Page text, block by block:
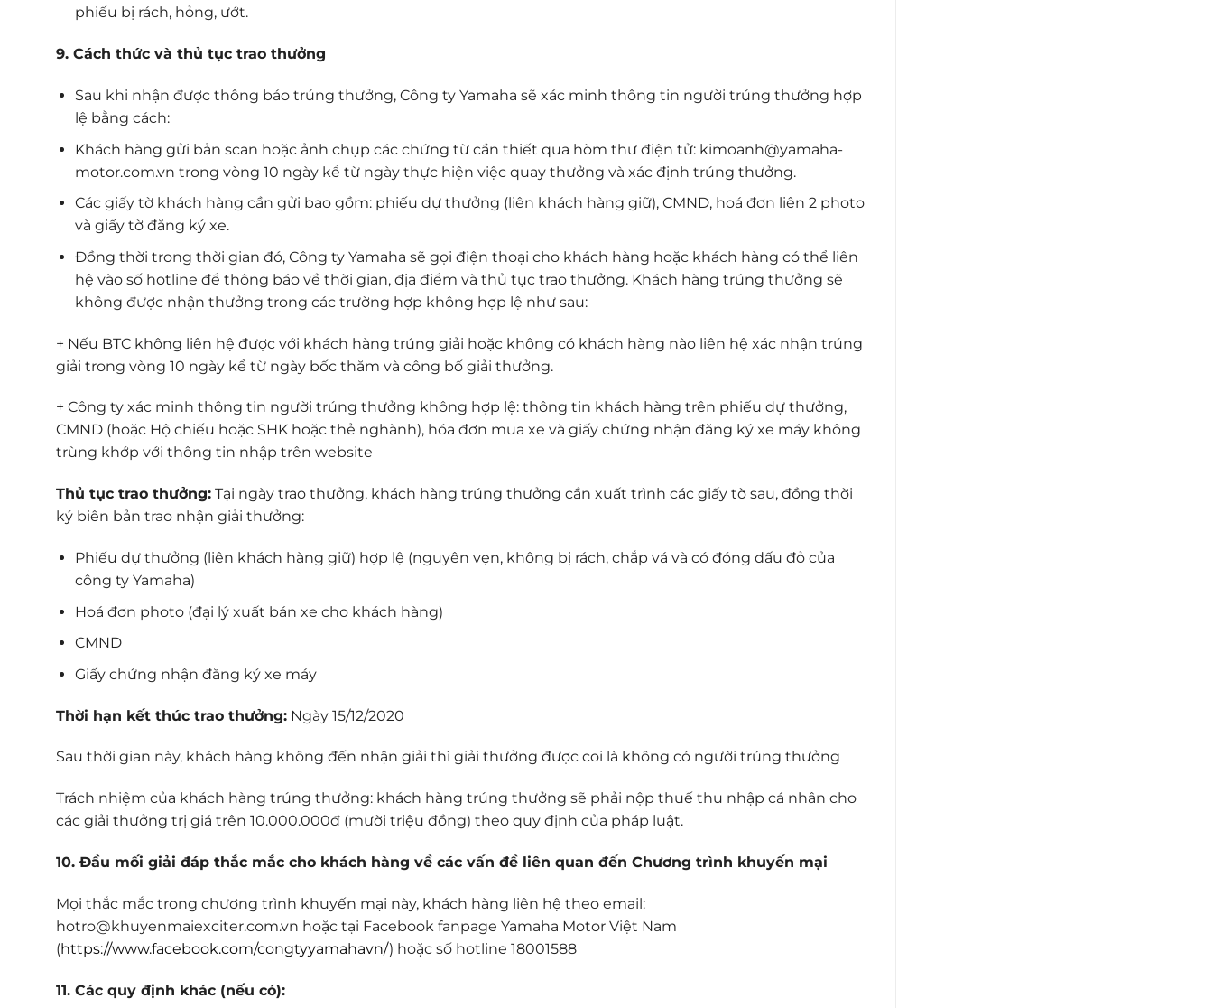
phiếu bị rách, hỏng, ướt.
9. Cách thức và thủ tục trao thưởng
Sau khi nhận được thông báo trúng thưởng, Công ty Yamaha sẽ xác minh thông tin người trúng thưởng hợp
lệ bằng cách:
Khách hàng gửi bản scan hoặc ảnh chụp các chứng từ cần thiết qua hòm thư điện tử: kimoanh@yamaha-
motor.com.vn trong vòng 10 ngày kể từ ngày thực hiện việc quay thưởng và xác định trúng thưởng.
Các giấy tờ khách hàng cần gửi bao gồm: phiếu dự thưởng (liên khách hàng giữ), CMND, hoá đơn liên 2 photo
và giấy tờ đăng ký xe.
Đồng thời trong thời gian đó, Công ty Yamaha sẽ gọi điện thoại cho khách hàng hoặc khách hàng có thể liên
hệ vào số hotline để thông báo về thời gian, địa điểm và thủ tục trao thưởng. Khách hàng trúng thưởng sẽ
không được nhận thưởng trong các trường hợp không hợp lệ như sau:
+ Nếu BTC không liên hệ được với khách hàng trúng giải hoặc không có khách hàng nào liên hệ xác nhận trúng
giải trong vòng 10 ngày kể từ ngày bốc thăm và công bố giải thưởng.
+ Công ty xác minh thông tin người trúng thưởng không hợp lệ: thông tin khách hàng trên phiếu dự thưởng,
CMND (hoặc Hộ chiếu hoặc SHK hoặc thẻ nghành), hóa đơn mua xe và giấy chứng nhận đăng ký xe máy không
trùng khớp với thông tin nhập trên website
Thủ tục trao thưởng: Tại ngày trao thưởng, khách hàng trúng thưởng cần xuất trình các giấy tờ sau, đồng thời
ký biên bản trao nhận giải thưởng:
Phiếu dự thưởng (liên khách hàng giữ) hợp lệ (nguyên vẹn, không bị rách, chắp vá và có đóng dấu đỏ của
công ty Yamaha)
Hoá đơn photo (đại lý xuất bán xe cho khách hàng)
CMND
Giấy chứng nhận đăng ký xe máy
Thời hạn kết thúc trao thưởng: Ngày 15/12/2020
Sau thời gian này, khách hàng không đến nhận giải thì giải thưởng được coi là không có người trúng thưởng
Trách nhiệm của khách hàng trúng thưởng: khách hàng trúng thưởng sẽ phải nộp thuế thu nhập cá nhân cho
các giải thưởng trị giá trên 10.000.000đ (mười triệu đồng) theo quy định của pháp luật.
10. Đầu mối giải đáp thắc mắc cho khách hàng về các vấn đề liên quan đến Chương trình khuyến mại
Mọi thắc mắc trong chương trình khuyến mại này, khách hàng liên hệ theo email:
hotro@khuyenmaiexciter.com.vn hoặc tại Facebook fanpage Yamaha Motor Việt Nam
(https://www.facebook.com/congtyyamahavn/) hoặc số hotline 18001588
11. Các quy định khác (nếu có):